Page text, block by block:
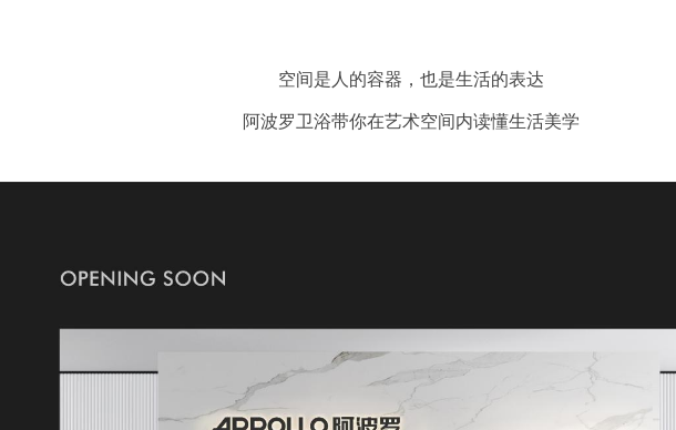
空间是人的容器，也是生活的表达
阿波罗卫浴带你在艺术空间内读懂生活美学